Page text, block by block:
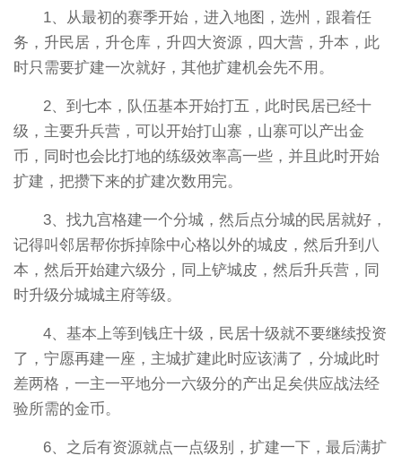
1、从最初的赛季开始，进入地图，选州，跟着任
务，升民居，升仓库，升四大资源，四大营，升本，此
时只需要扩建一次就好，其他扩建机会先不用。
2、到七本，队伍基本开始打五，此时民居已经十
级，主要升兵营，可以开始打山寨，山寨可以产出金
币，同时也会比打地的练级效率高一些，并且此时开始
扩建，把攒下来的扩建次数用完。
3、找九宫格建一个分城，然后点分城的民居就好，
记得叫邻居帮你拆掉除中心格以外的城皮，然后升到八
本，然后开始建六级分，同上铲城皮，然后升兵营，同
时升级分城城主府等级。
4、基本上等到钱庄十级，民居十级就不要继续投资
了，宁愿再建一座，主城扩建此时应该满了，分城此时
差两格，一主一平地分一六级分的产出足矣供应战法经
验所需的金币。
6、之后有资源就点一点级别，扩建一下，最后满扩